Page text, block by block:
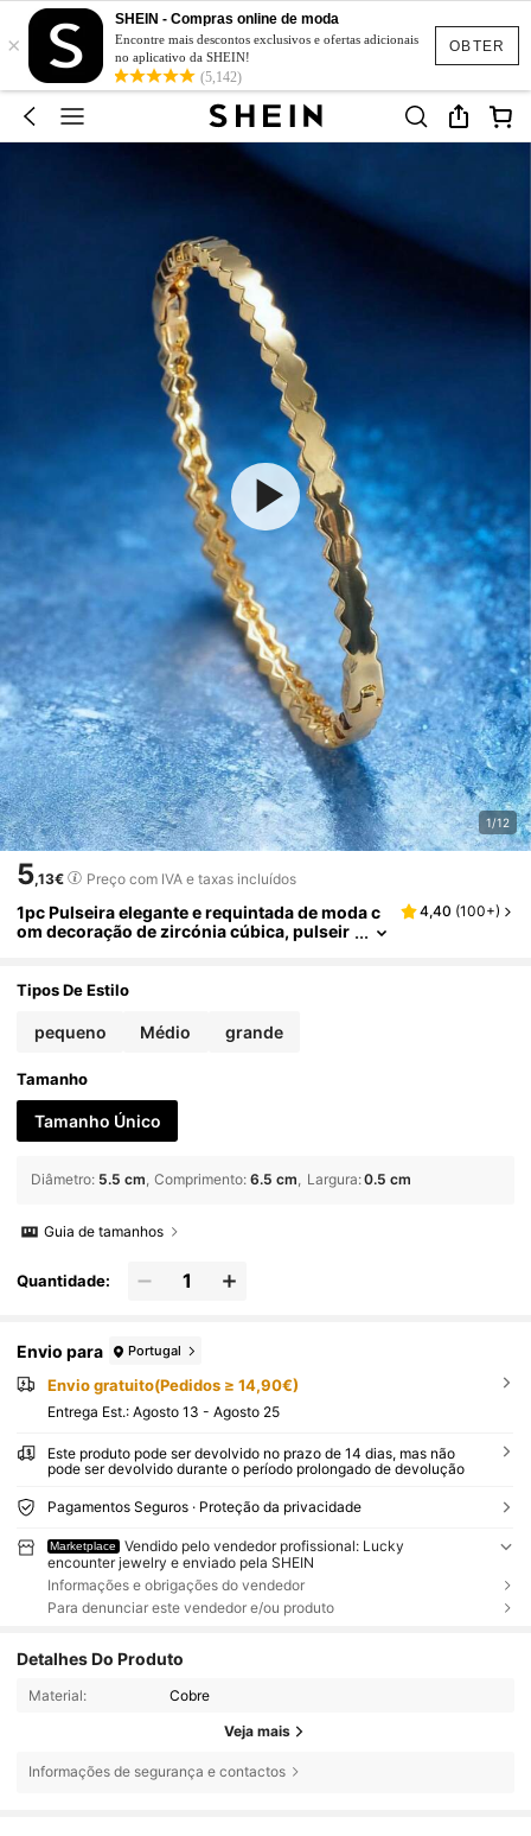
OBTER
×
SHEIN - Compras online de moda
Encontre mais descontos exclusivos e ofertas adicionais
no aplicativo da SHEIN!
(5,142)
1/12
5,13€ Preço com IVA e taxas incluídos
1pc Pulseira elegante e requintada de moda c
om decoração de zircónia cúbica, pulseir
diário, presente de joias para férias
4,40 (100+)
Tipos De Estilo
pequeno Médio grande
Tamanho
Tamanho Único
Diâmetro: 5.5 cm Comprimento: 6.5 cm Largura:0.5 cm
Guia de tamanhos
Quantidade:
Envio para Portugal
Envio gratuito(Pedidos ≥ 14,90€)
Entrega Est.: Agosto 13 - Agosto 25
Este produto pode ser devolvido no prazo de 14 dias, mas não
pode ser devolvido durante o período prolongado de devolução
Pagamentos Seguros · Proteção da privacidade
Marketplace
Vendido pelo vendedor profissional: Lucky
encounter jewelry e enviado pela SHEIN
Informações e obrigações do vendedor
Para denunciar este vendedor e/ou produto
Detalhes Do Produto
Material: Cobre
Veja mais
Informações de segurança e contactos